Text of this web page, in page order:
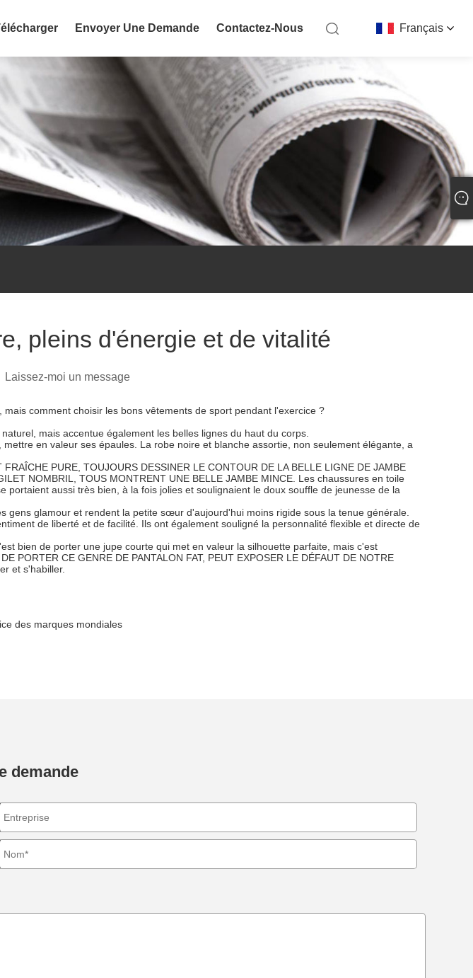
Français
Envoyer Une Demande Contactez-Nous
pleins d'énergie et de vitalité
Laissez-moi un message
comment choisir les bons vêtements de sport pendant l'exercice ?
mais accentue également les belles lignes du haut du corps.
en valeur ses épaules. La robe noire et blanche assortie, non seulement élégante, a
PURE, TOUJOURS DESSINER LE CONTOUR DE LA BELLE LIGNE DE JAMBE
NOMBRIL, TOUS MONTRENT UNE BELLE JAMBE MINCE. Les chaussures en toile
aussi très bien, à la fois jolies et soulignaient le doux souffle de jeunesse de la
glamour et rendent la petite sœur d'aujourd'hui moins rigide sous la tenue générale.
de liberté et de facilité. Ils ont également souligné la personnalité flexible et directe de
bien de porter une jupe courte qui met en valeur la silhouette parfaite, mais c'est
PORTER CE GENRE DE PANTALON FAT, PEUT EXPOSER LE DÉFAUT DE NOTRE
et s'habiller.
des marques mondiales
demande